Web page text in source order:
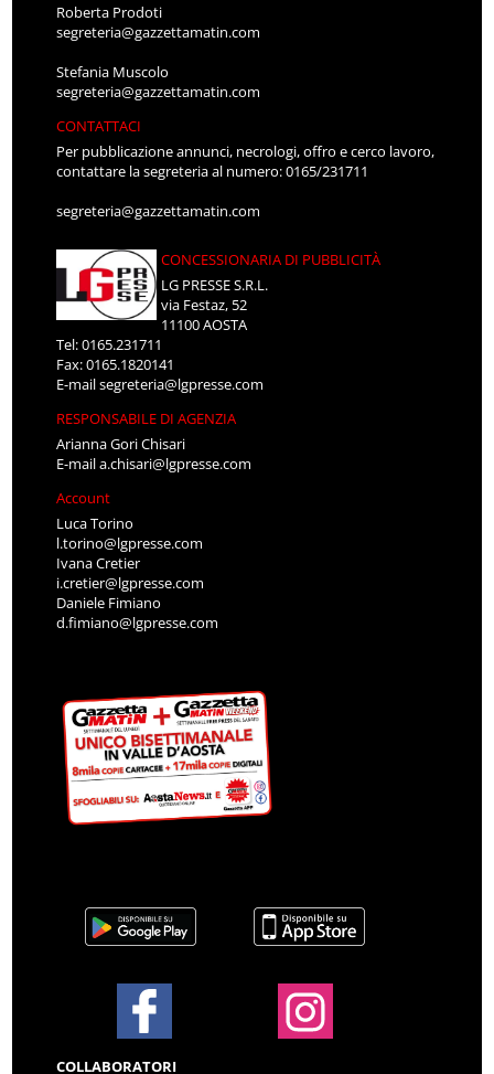
Roberta Prodoti
segreteria@gazzettamatin.com
Stefania Muscolo
segreteria@gazzettamatin.com
CONTATTACI
Per pubblicazione annunci, necrologi, offro e cerco lavoro,
contattare la segreteria al numero: 0165/231711
segreteria@gazzettamatin.com
CONCESSIONARIA DI PUBBLICITÀ
LG PRESSE S.R.L.
via Festaz, 52
11100 AOSTA
Tel: 0165.231711
Fax: 0165.1820141
E-mailsegreteria@lgpresse.com
RESPONSABILE DI AGENZIA
Arianna Gori Chisari
E-maila.chisari@lgpresse.com
Account
Luca Torino
l.torino@lgpresse.com
Ivana Cretier
i.cretier@lgpresse.com
Daniele Fimiano
d.fimiano@lgpresse.com
COLLABORATORI